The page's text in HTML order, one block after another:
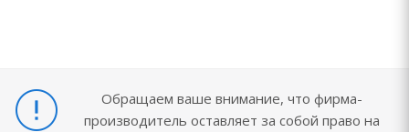
Обращаем ваше внимание, что фирма-
производитель оставляет за собой право на